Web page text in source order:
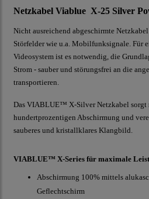
Netzkabel Viablue X-25 Silver
Nicht ausreichend abgeschirmte
Störfelder wie u.a. Mobilfunksignale. Für
Videosystem ist es notwendig, die
Strom - sauber und störungsfrei an die
transportieren.
Das VIABLUE™ X-Silver Netzkabel sorgt
hundertprozentigen Abschirmung und
sauberes und kristallklares Klangbild.
VIABLUE™ X-Series für maximale
Abschirmung 100% mittels
Geflechtschirm